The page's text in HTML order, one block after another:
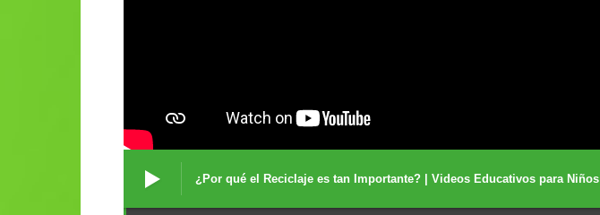
¿Por qué el Reciclaje es tan Importante? | Videos Educativos para Niños